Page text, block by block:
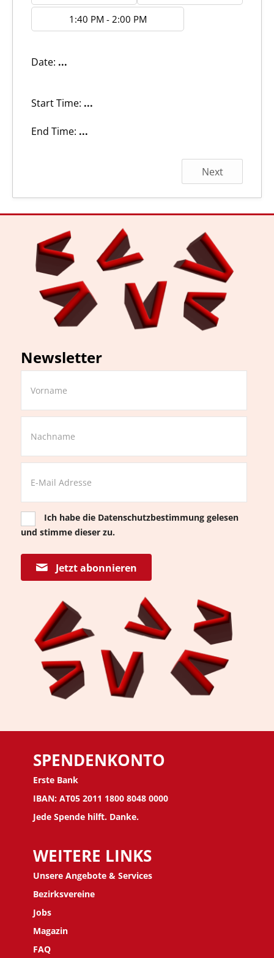
1:40 PM - 2:00 PM
Date: ...
Start Time: ...
End Time: ...
Next
Newsletter
Ich habe die Datenschutzbestimmung gelesen
und stimme dieser zu.
Jetzt abonnieren
SPENDENKONTO
Erste Bank
IBAN: AT05 2011 1800 8048 0000
Jede Spende hilft. Danke.
WEITERE LINKS
Unsere Angebote & Services
Bezirksvereine
Jobs
Magazin
FAQ